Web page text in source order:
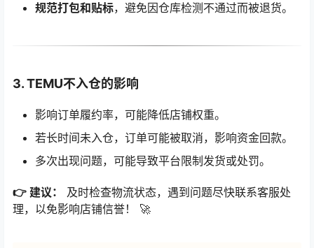
规范打包和贴标，避免因仓库检测不通过而被退货。
3. TEMU不入仓的影响
影响订单履约率，可能降低店铺权重。
若长时间未入仓，订单可能被取消，影响资金回款。
多次出现问题，可能导致平台限制发货或处罚。
👉 建议：
及时检查物流状态，遇到问题尽快联系客服处
理，以免影响店铺信誉！ 🚀